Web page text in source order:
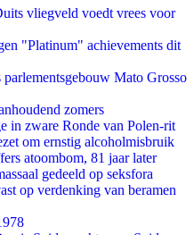
vliegveld voedt vrees voor
"Platinum" achievements dit
Mato Grosso
zomers
in zware Ronde van Polen-rit
om ernstig alcoholmisbruik
atoombom, 81 jaar later
gedeeld op seksfora
op verdenking van beramen